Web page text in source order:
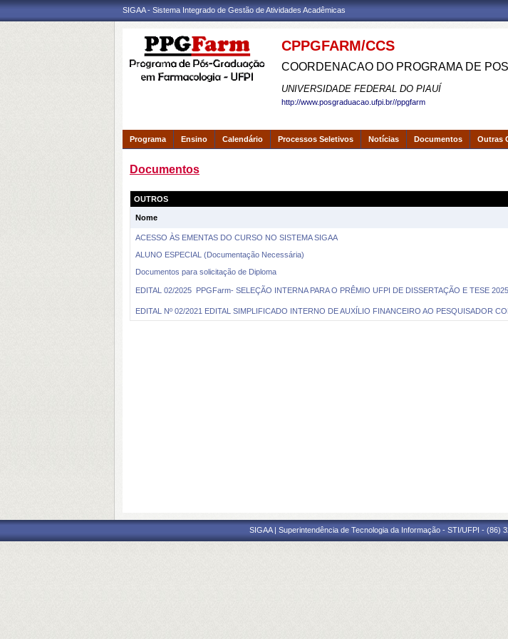
SIGAA - Sistema Integrado de Gestão de Atividades Acadêmicas
CPPGFARM/CCS
COORDENACAO DO PROGRAMA DE
UNIVERSIDADE FEDERAL DO PIAUÍ
http://www.posgraduacao.ufpi.br//ppgfarm
Programa Ensino Calendário Processos Seletivos Notícias Documentos Outras
Documentos
OUTROS
Nome
ACESSO ÀS EMENTAS DO CURSO NO SISTEMA SIGAA
ALUNO ESPECIAL (Documentação Necessária)
Documentos para solicitação de Diploma
EDITAL 02/2025  PPGFarm- SELEÇÃO INTERNA PARA O PRÊMIO UFPI DE DISSERTAÇÃO E TESE 2025
EDITAL Nº 02/2021 EDITAL SIMPLIFICADO INTERNO DE AUXÍLIO FINANCEIRO AO PESQUISADOR
SIGAA | Superintendência de Tecnologia da Informação - STI/UFPI - (86)